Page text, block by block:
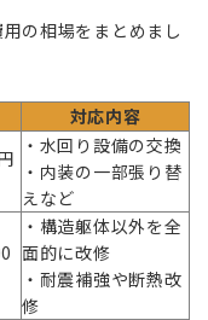
の相場をまとめまし
対応内容
・水回り設備の交換
・内装の一部張り替
えなど
・構造躯体以外を全
面的に改修
・耐震補強や断熱改
修